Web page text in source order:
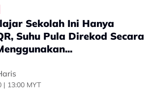
Sekolah Ini Hanya
Suhu Pula Direkod Secara
| 13:00 MYT